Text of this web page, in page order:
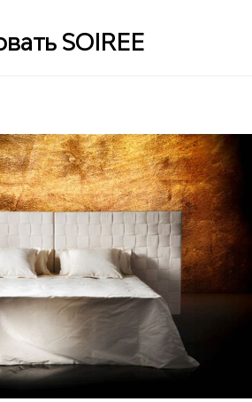
SOIREE